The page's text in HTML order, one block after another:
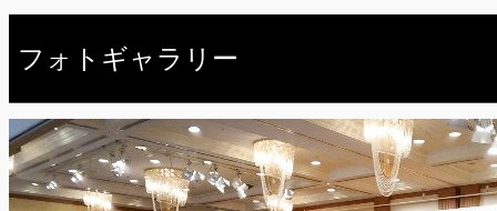
フォトギャラリー